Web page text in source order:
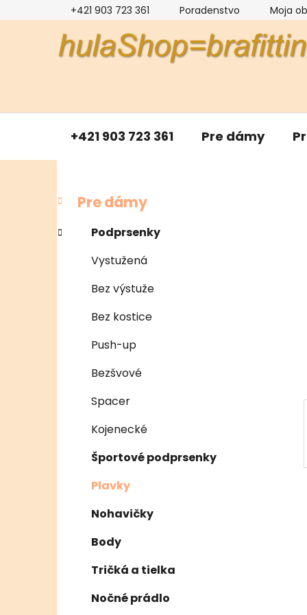
na
+421 903 723 361 Poradenstvo Moja
+421 903 723 361 Pre dámy
B
o
č
Preskočiť
kategórie
K
a
e
Pre dámy
Podprsenky
Vystužená
Bez výstuže
Bez kostice
Push-up
Bezšvové
Spacer
Kojenecké
Športové podprsenky
Plavky
Nohavičky
Body
Tričká a tielka
Nočné prádlo